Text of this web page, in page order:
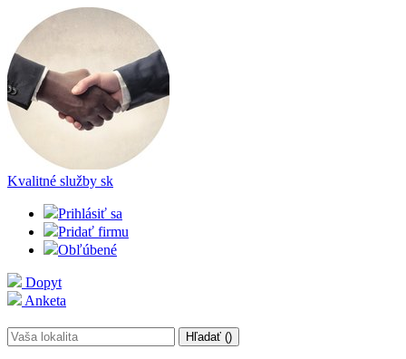
Kvalitné služby sk
Prihlásiť sa
Pridať firmu
Obľúbené
Dopyt
Anketa
Hľadať ()